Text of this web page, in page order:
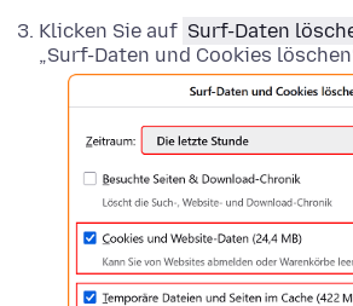
Klicken Sie auf Surf-Daten
„Surf-Daten und Cookies